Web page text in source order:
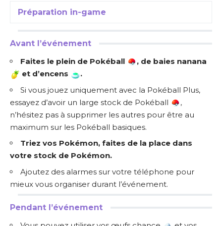
Préparation in-game
Avant l’événement
Faites le plein de Pokéball
, de baies nanana
et d’encens
.
Si vous jouez uniquement avec la Pokéball Plus,
essayez d’avoir un large stock de Pokéball
,
n’hésitez pas à supprimer les autres pour être au
maximum sur les Pokéball basiques.
Triez vos Pokémon, faites de la place dans
votre stock de Pokémon.
Ajoutez des alarmes sur votre téléphone pour
mieux vous organiser durant l’événement.
Pendant l’événement